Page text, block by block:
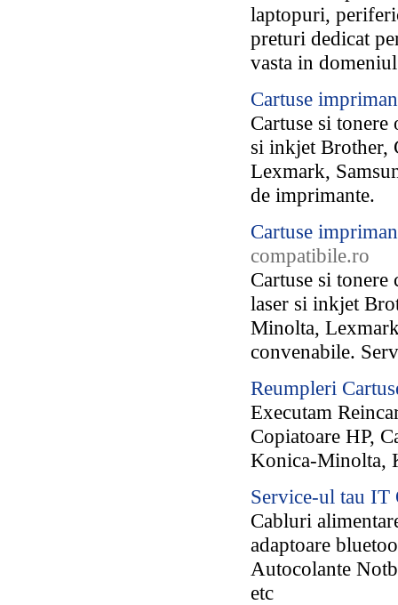
laptopuri,
preturi dedicat
vasta in
Cartuse
Cartuse si
si inkjet Brother,
Lexmark,
de imprimante.
Cartuse
compatibile.ro
Cartuse si
laser si inkjet
Minolta,
convenabile.
Reumpleri
Executam
Copiatoare HP,
Konica-Minolta,
Service-ul tau IT
Cabluri
adaptoare
Autocolante
etc